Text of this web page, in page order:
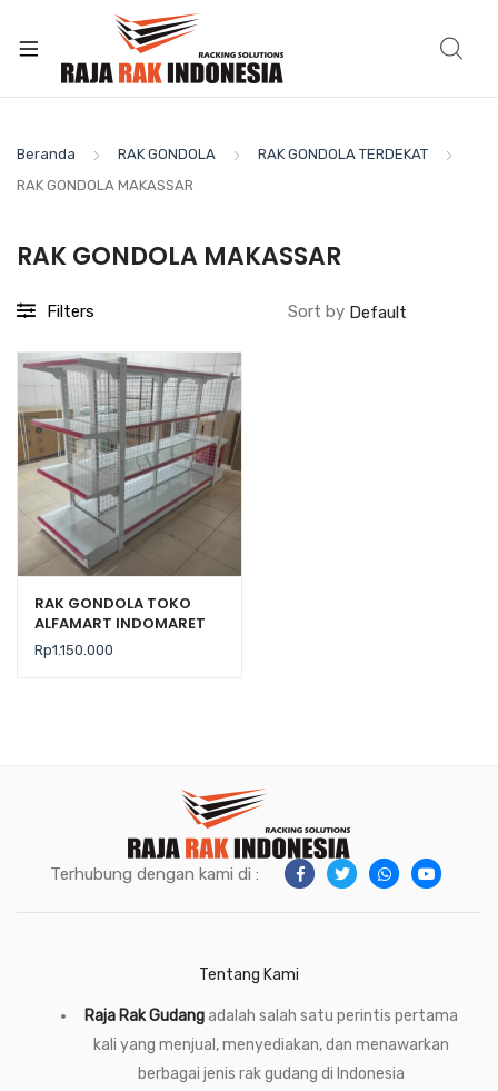
Beranda RAK GONDOLA
RAK GONDOLA TERDEKAT
RAK GONDOLA MAKASSAR
RAK GONDOLA MAKASSAR
Filters Sort by
RAK GONDOLA TOKO
ALFAMART INDOMARET
TIPE RR-150 RAJA RAK
Rp1.150.000
Terhubung dengan kami di :
Tentang Kami
Raja Rak Gudangadalah salah satu perintis pertama
kali yang menjual, menyediakan, dan menawarkan
berbagai jenis rak gudang di Indonesia